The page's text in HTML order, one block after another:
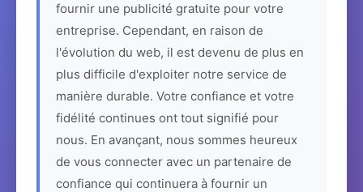
fournir une publicité gratuite pour votre
entreprise. Cependant, en raison de
l'évolution du web, il est devenu de plus en
plus difficile d'exploiter notre service de
manière durable. Votre confiance et votre
fidélité continues ont tout signifié pour
nous. En avançant, nous sommes heureux
de vous connecter avec un partenaire de
confiance qui continuera à fournir un